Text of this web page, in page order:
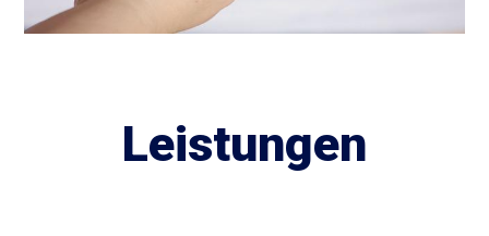
Leistungen